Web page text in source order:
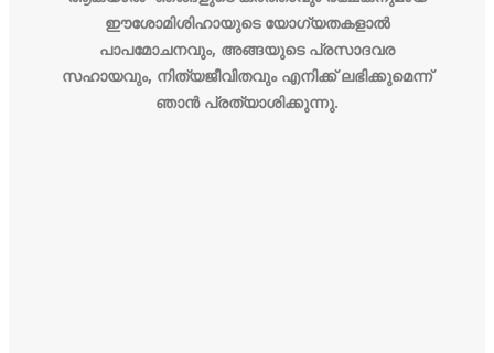
ഈശോമിശിഹായുടെ യോഗ്യതകളാല്‍
പാപമോചനവും, അങ്ങയുടെ പ്രസാദവര
സഹായവും, നിത്യജീവിതവും എനിക്ക്‌ ലഭിക്കുമെന്ന്‌‌
ഞാന്‍ പ്രത്യാശിക്കുന്നു.